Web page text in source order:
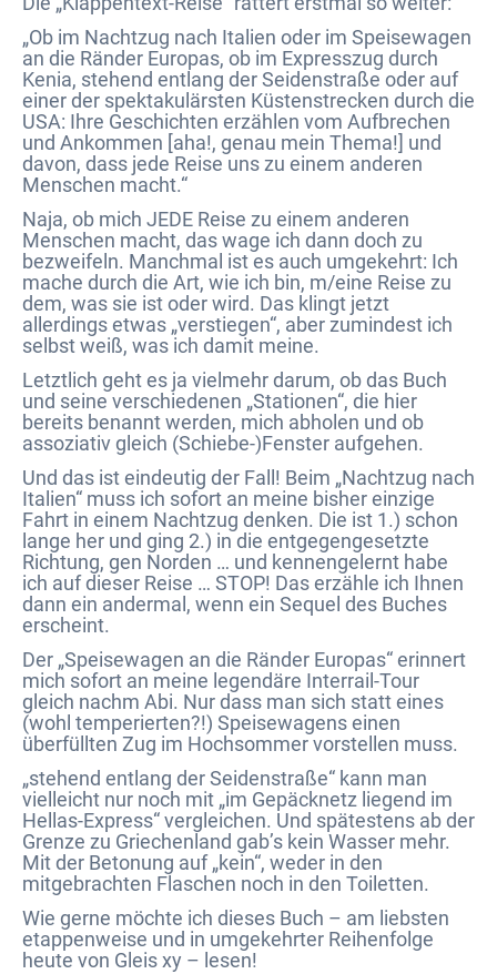
„Ob im Nachtzug nach Italien oder im Speisewagen
an die Ränder Europas, ob im Expresszug durch
Kenia, stehend entlang der Seidenstraße oder auf
einer der spektakulärsten Küstenstrecken durch die
USA: Ihre Geschichten erzählen vom Aufbrechen
und Ankommen [aha!, genau mein Thema!] und
davon, dass jede Reise uns zu einem anderen
Menschen macht.“
Naja, ob mich JEDE Reise zu einem anderen
Menschen macht, das wage ich dann doch zu
bezweifeln. Manchmal ist es auch umgekehrt: Ich
mache durch die Art, wie ich bin, m/eine Reise zu
dem, was sie ist oder wird. Das klingt jetzt
allerdings etwas „verstiegen“, aber zumindest ich
selbst weiß, was ich damit meine.
Letztlich geht es ja vielmehr darum, ob das Buch
und seine verschiedenen „Stationen“, die hier
bereits benannt werden, mich abholen und ob
assoziativ gleich (Schiebe-)Fenster aufgehen.
Und das ist eindeutig der Fall! Beim „Nachtzug nach
Italien“ muss ich sofort an meine bisher einzige
Fahrt in einem Nachtzug denken. Die ist 1.) schon
lange her und ging 2.) in die entgegengesetzte
Richtung, gen Norden … und kennengelernt habe
ich auf dieser Reise … STOP! Das erzähle ich Ihnen
dann ein andermal, wenn ein Sequel des Buches
erscheint.
Der „Speisewagen an die Ränder Europas“ erinnert
mich sofort an meine legendäre Interrail-Tour
gleich nachm Abi. Nur dass man sich statt eines
(wohl temperierten?!) Speisewagens einen
überfüllten Zug im Hochsommer vorstellen muss.
„stehend entlang der Seidenstraße“ kann man
vielleicht nur noch mit „im Gepäcknetz liegend im
Hellas-Express“ vergleichen. Und spätestens ab der
Grenze zu Griechenland gab’s kein Wasser mehr.
Mit der Betonung auf „kein“, weder in den
mitgebrachten Flaschen noch in den Toiletten.
Wie gerne möchte ich dieses Buch – am liebsten
etappenweise und in umgekehrter Reihenfolge
heute von Gleis xy – lesen!